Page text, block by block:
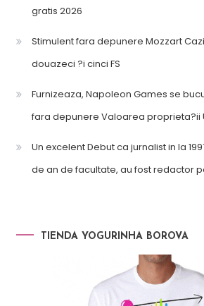
gratis 2026
Stimulent fara depunere Mozzart
douazeci ?i cinci FS
Furnizeaza, Napoleon Games se
fara depunere Valoarea proprieta?ii
Un excelent Debut ca jurnalist in la
de an de facultate, au fost redactor
TIENDA YOGURINHA BOROVA